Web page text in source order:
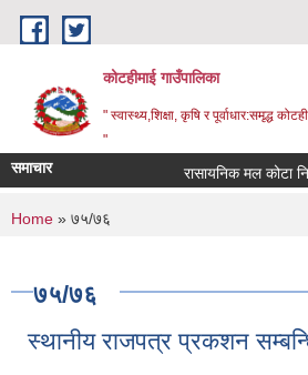
Skip to main content
कोटहीमाई गाउँपालिका
" स्वास्थ्य,शिक्षा, कृषि र पूर्वाधार:समृद्ध
"
समाचार रासायनिक मल कोटा
You are here
Home » ७५/७६
७५/७६
स्थानीय राजपत्र प्रकशन